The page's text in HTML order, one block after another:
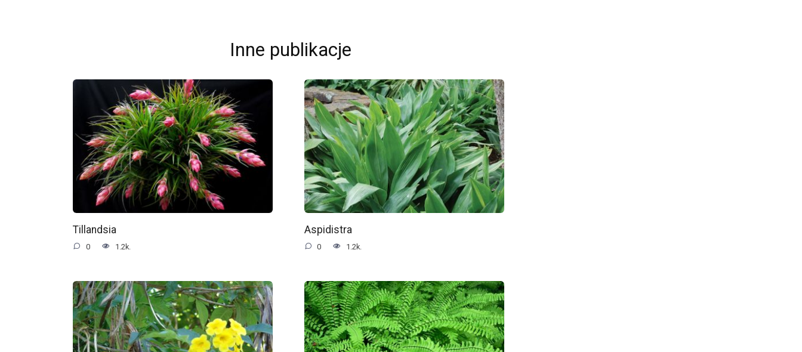
Inne publikacje
Tillandsia
0 1.2k.
Aspidistra
0 1.2k.